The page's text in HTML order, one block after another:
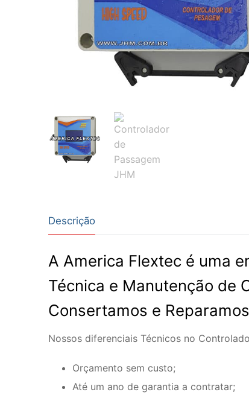
Descrição
A America Flextec é uma
Técnica e Manutenção de
Consertamos e
Nossos diferenciais Técnicos no
Orçamento sem custo;
Até um ano de garantia a contratar;